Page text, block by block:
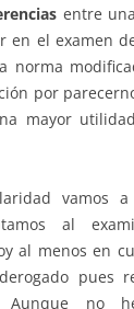
entre
en el examen
norma
por
mayor
vamos
al
al menos en
pues
Aunque no